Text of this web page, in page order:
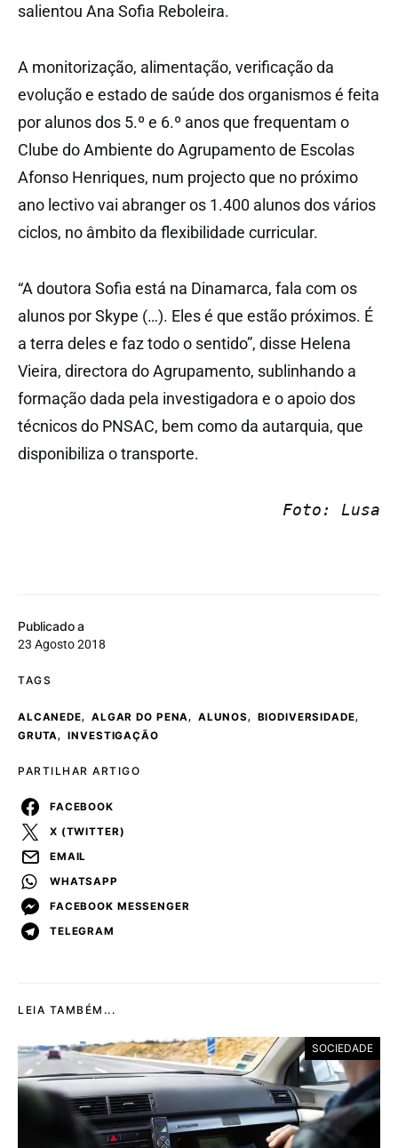
Publicado a
23 Agosto 2018
TAGS
ALCANEDE, ALGAR DO PENA, ALUNOS, BIODIVERSIDADE,
GRUTA, INVESTIGAÇÃO
PARTILHAR ARTIGO
FACEBOOK
X (TWITTER)
EMAIL
WHATSAPP
FACEBOOK MESSENGER
TELEGRAM
salientou Ana Sofia Reboleira.
A monitorização, alimentação, verificação da
evolução e estado de saúde dos organismos é feita
por alunos dos 5.º e 6.º anos que frequentam o
Clube do Ambiente do Agrupamento de Escolas
Afonso Henriques, num projecto que no próximo
ano lectivo vai abranger os 1.400 alunos dos vários
ciclos, no âmbito da flexibilidade curricular.
“A doutora Sofia está na Dinamarca, fala com os
alunos por Skype (…). Eles é que estão próximos. É
a terra deles e faz todo o sentido”, disse Helena
Vieira, directora do Agrupamento, sublinhando a
formação dada pela investigadora e o apoio dos
técnicos do PNSAC, bem como da autarquia, que
disponibiliza o transporte.
Foto: Lusa
LEIA TAMBÉM...
SOCIEDADE